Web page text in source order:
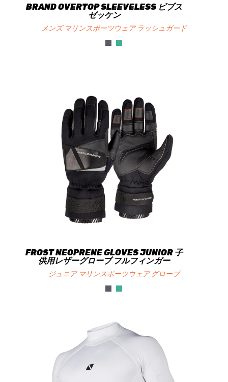
BRAND OVERTOP SLEEVELESS ビブス
ゼッケン
メンズ マリンスポーツウェア ラッシュガード
FROST NEOPRENE GLOVES JUNIOR 子
供用レザーグローブ フルフィンガー
ジュニア マリンスポーツウェア グローブ